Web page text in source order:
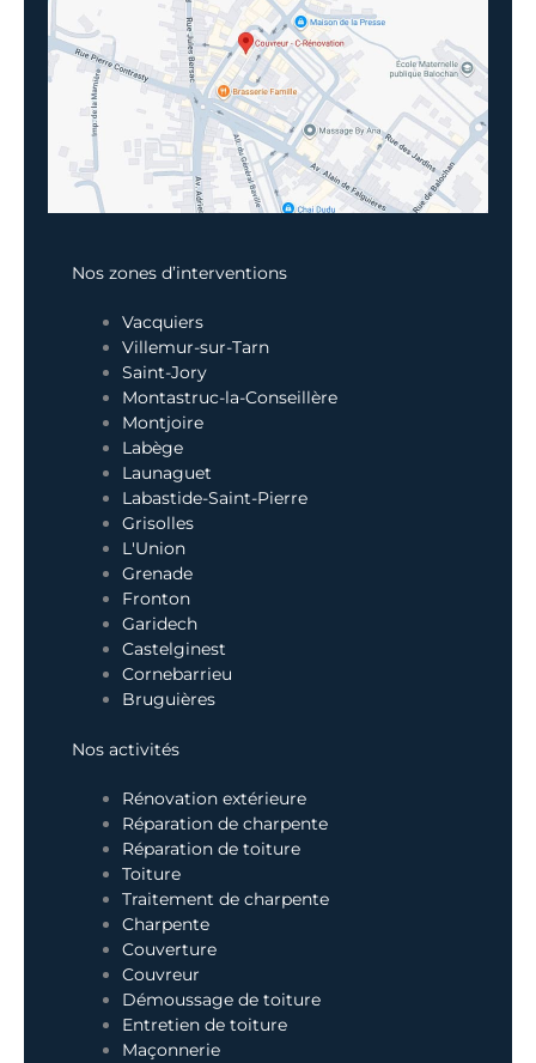
Nos zones d’interventions
Vacquiers
Villemur-sur-Tarn
Saint-Jory
Montastruc-la-Conseillère
Montjoire
Labège
Launaguet
Labastide-Saint-Pierre
Grisolles
L'Union
Grenade
Fronton
Garidech
Castelginest
Cornebarrieu
Bruguières
Nos activités
Rénovation extérieure
Réparation de charpente
Réparation de toiture
Toiture
Traitement de charpente
Charpente
Couverture
Couvreur
Démoussage de toiture
Entretien de toiture
Maçonnerie